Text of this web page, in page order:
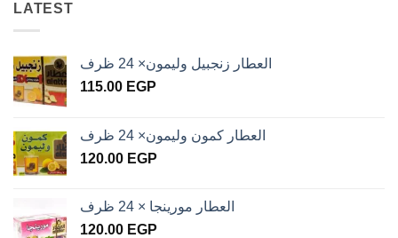
LATEST
العطار زنجبيل وليمون× 24 ظرف
115.00 EGP
العطار كمون وليمون× 24 ظرف
120.00 EGP
العطار مورينجا × 24 ظرف
120.00 EGP